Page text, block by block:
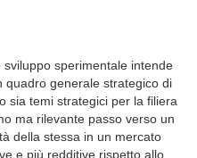
sperimentale intende
quadro generale strategico di
sia temi strategici per la filiera
ma rilevante passo verso un
della stessa in un mercato
e più redditive rispetto allo